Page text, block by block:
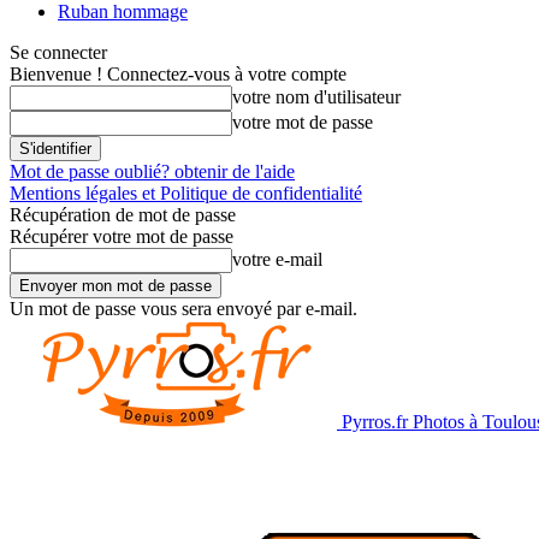
Ruban hommage
Se connecter
Bienvenue ! Connectez-vous à votre compte
votre nom d'utilisateur
votre mot de passe
Mot de passe oublié? obtenir de l'aide
Mentions légales et Politique de confidentialité
Récupération de mot de passe
Récupérer votre mot de passe
votre e-mail
Un mot de passe vous sera envoyé par e-mail.
Pyrros.fr Photos à